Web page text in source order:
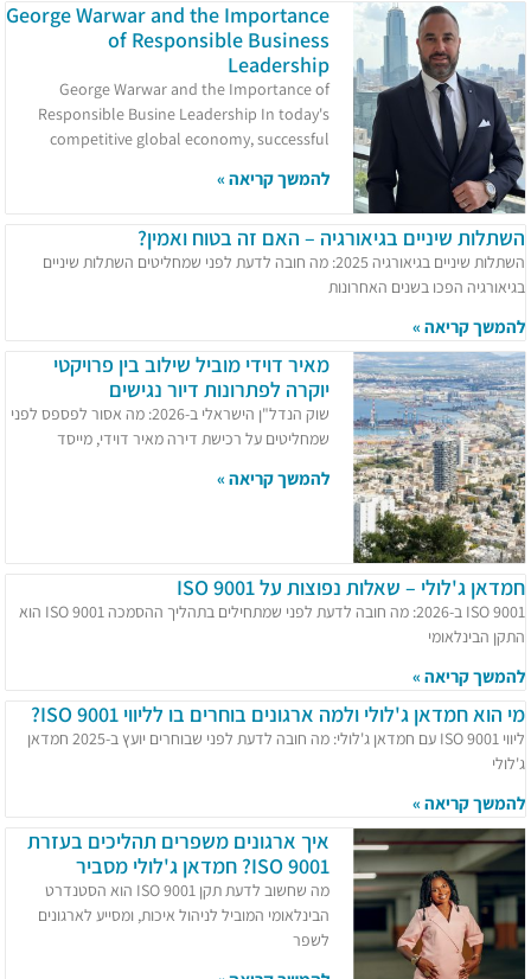
George Warwar and the Importance
of Responsible Business
Leadership
George Warwar and the Importance of
Responsible Busine Leadership In today's
competitive global economy, successful
להמשך קריאה »
השתלות שיניים בגיאורגיה – האם זה בטוח ואמין?
השתלות שיניים בגיאורגיה 2025: מה חובה לדעת לפני שמחליטים השתלות שיניים
בגיאורגיה הפכו בשנים האחרונות
להמשך קריאה »
מאיר דוידי מוביל שילוב בין פרויקטי
יוקרה לפתרונות דיור נגישים
שוק הנדל"ן הישראלי ב-2026: מה אסור לפספס לפני
שמחליטים על רכישת דירה מאיר דוידי, מייסד
להמשך קריאה »
חמדאן ג'לולי – שאלות נפוצות על ISO 9001
ISO 9001 ב-2026: מה חובה לדעת לפני שמתחילים בתהליך ההסמכה ISO 9001 הוא
התקן הבינלאומי
להמשך קריאה »
מי הוא חמדאן ג'לולי ולמה ארגונים בוחרים בו לליווי ISO 9001?
ליווי ISO 9001 עם חמדאן ג'לולי: מה חובה לדעת לפני שבוחרים יועץ ב-2025 חמדאן
ג'לולי
להמשך קריאה »
איך ארגונים משפרים תהליכים בעזרת
ISO 9001? חמדאן ג'לולי מסביר
מה שחשוב לדעת תקן ISO 9001 הוא הסטנדרט
הבינלאומי המוביל לניהול איכות, ומסייע לארגונים
לשפר